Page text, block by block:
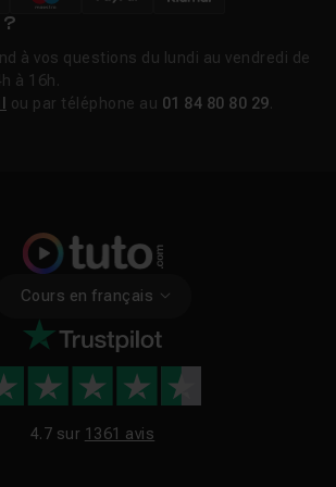
nécessite une connaissance
et d’outils commeReactet
est peut-être simple, mais cela
l’on peut s’improviser expert !
?
à vos questions du lundi au vendredi de
à 16h.
ou par téléphone au 01 84 80 80 29
Cours en français
4.7 sur 1361 avis